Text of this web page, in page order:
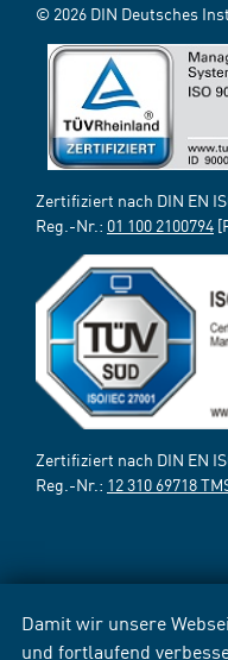
Damit wir unsere
und fortlaufend
© 2026 DIN Deutsches
Zertifiziert nach DIN EN
Reg.-Nr.: 01 100 2100794
Zertifiziert nach DIN EN
Reg.-Nr.: 12 310 69718